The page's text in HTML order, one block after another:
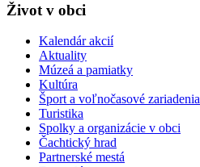
Život v obci
Kalendár akcií
Aktuality
Múzeá a pamiatky
Kultúra
Šport a voľnočasové zariadenia
Turistika
Spolky a organizácie v obci
Čachtický hrad
Partnerské mestá